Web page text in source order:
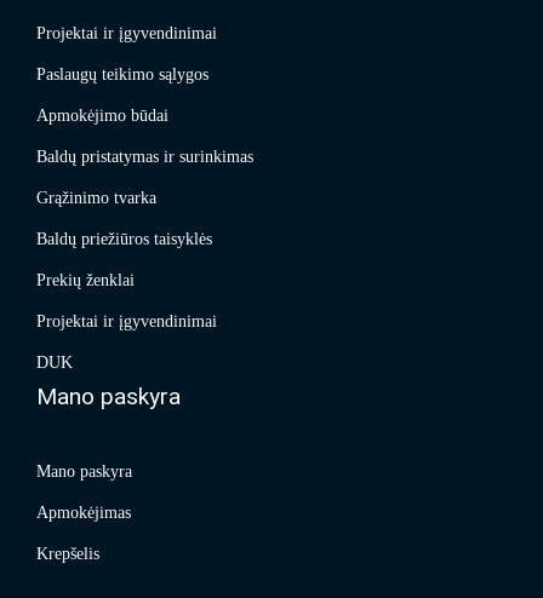
Projektai ir įgyvendinimai
Paslaugų teikimo sąlygos
Apmokėjimo būdai
Baldų pristatymas ir surinkimas
Grąžinimo tvarka
Baldų priežiūros taisyklės
Prekių ženklai
Projektai ir įgyvendinimai
DUK
Mano paskyra
Mano paskyra
Apmokėjimas
Krepšelis